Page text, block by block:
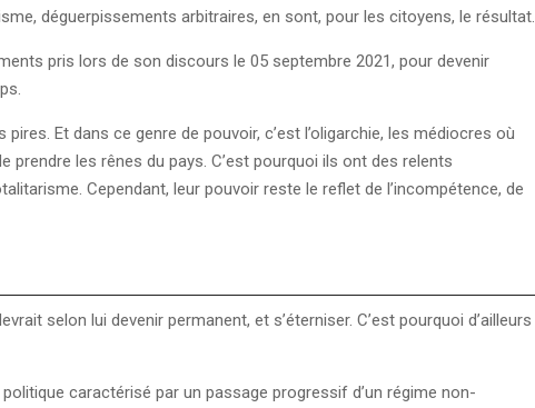
déguerpissements arbitraires, en sont, pour les citoyens, le résultat.
pris lors de son discours le 05 septembre 2021, pour devenir
Et dans ce genre de pouvoir, c’est l’oligarchie, les médiocres où
prendre les rênes du pays. C’est pourquoi ils ont des relents
Cependant, leur pouvoir reste le reflet de l’incompétence, de
selon lui devenir permanent, et s’éterniser. C’est pourquoi d’ailleurs
caractérisé par un passage progressif d’un régime non-